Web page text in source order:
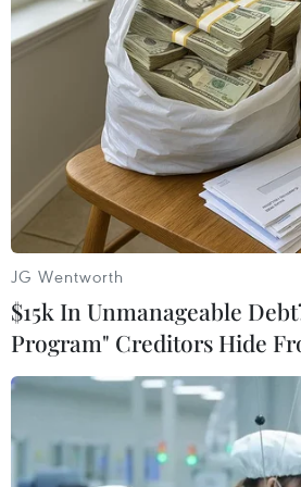
Theo dõi VietnamPlus
TIN LIÊN QUAN
JG Wentworth
$15k In Unmanageable
Program" Creditors Hide